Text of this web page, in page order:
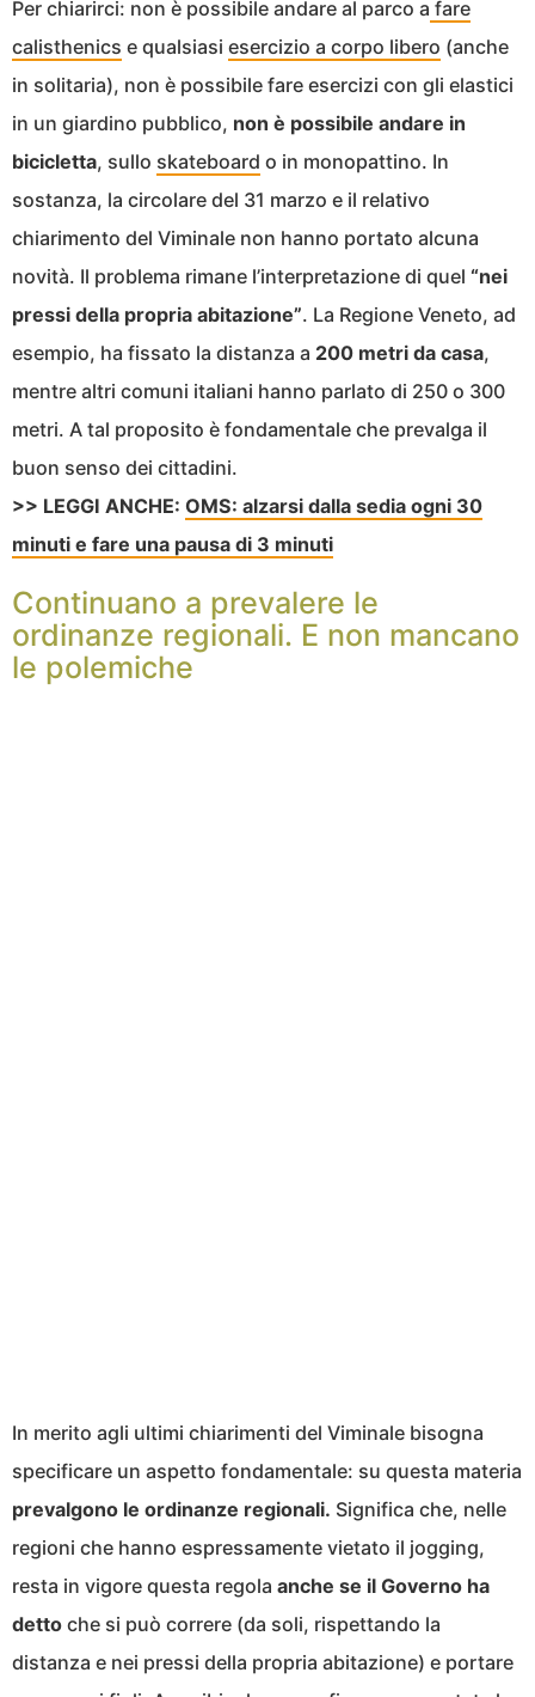
Per chiarirci: non è possibile andare al parco a fare
calisthenics e qualsiasi esercizio a corpo libero (anche
in solitaria), non è possibile fare esercizi con gli elastici
in un giardino pubblico, non è possibile andare in
bicicletta, sullo skateboard o in monopattino. In
sostanza, la circolare del 31 marzo e il relativo
chiarimento del Viminale non hanno portato alcuna
novità. Il problema rimane l’interpretazione di quel “nei
pressi della propria abitazione”. La Regione Veneto, ad
esempio, ha fissato la distanza a 200 metri da casa,
mentre altri comuni italiani hanno parlato di 250 o 300
metri. A tal proposito è fondamentale che prevalga il
buon senso dei cittadini.
>> LEGGI ANCHE: OMS: alzarsi dalla sedia ogni 30
minuti e fare una pausa di 3 minuti
Continuano a prevalere le
ordinanze regionali. E non mancano
le polemiche
In merito agli ultimi chiarimenti del Viminale bisogna
specificare un aspetto fondamentale: su questa materia
prevalgono le ordinanze regionali. Significa che, nelle
regioni che hanno espressamente vietato il jogging,
resta in vigore questa regola anche se il Governo ha
detto che si può correre (da soli, rispettando la
distanza e nei pressi della propria abitazione) e portare